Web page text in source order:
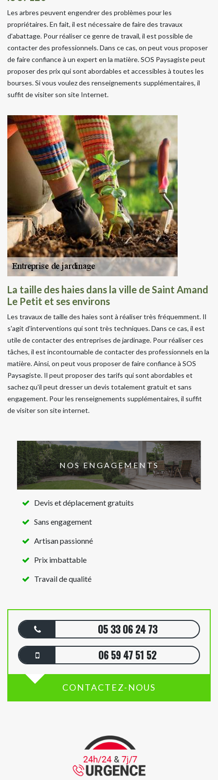
Les arbres peuvent engendrer des problèmes pour les
propriétaires. En fait, il est nécessaire de faire des travaux
d'abattage. Pour réaliser ce genre de travail, il est possible de
contacter des professionnels. Dans ce cas, on peut vous proposer
de faire confiance à un expert en la matière. SOS Paysagiste peut
proposer des prix qui sont abordables et accessibles à toutes les
bourses. Si vous voulez des renseignements supplémentaires, il
suffit de visiter son site Internet.
La taille des haies dans la ville de Saint Amand
Le Petit et ses environs
Les travaux de taille des haies sont à réaliser très fréquemment. Il
s'agit d'interventions qui sont très techniques. Dans ce cas, il est
utile de contacter des entreprises de jardinage. Pour réaliser ces
tâches, il est incontournable de contacter des professionnels en la
matière. Ainsi, on peut vous proposer de faire confiance à SOS
Paysagiste. Il peut proposer des tarifs qui sont abordables et
sachez qu'il peut dresser un devis totalement gratuit et sans
engagement. Pour les renseignements supplémentaires, il suffit
de visiter son site internet.
NOS ENGAGEMENTS
Devis et déplacement gratuits
Sans engagement
Artisan passionné
Prix imbattable
Travail de qualité
05 33 06 24 73
06 59 47 51 52
CONTACTEZ-NOUS